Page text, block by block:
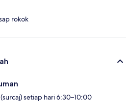
rokok
setiap hari 6:30–10:00